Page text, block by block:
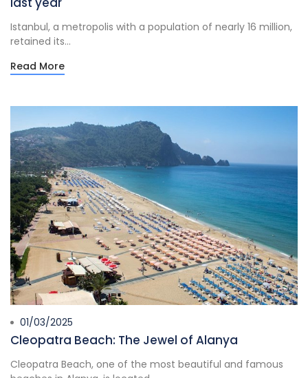
Istanbul, a metropolis with a population of nearly 16 million,
retained its...
Read More
01/03/2025
Cleopatra Beach: The Jewel of Alanya
Cleopatra Beach, one of the most beautiful and famous